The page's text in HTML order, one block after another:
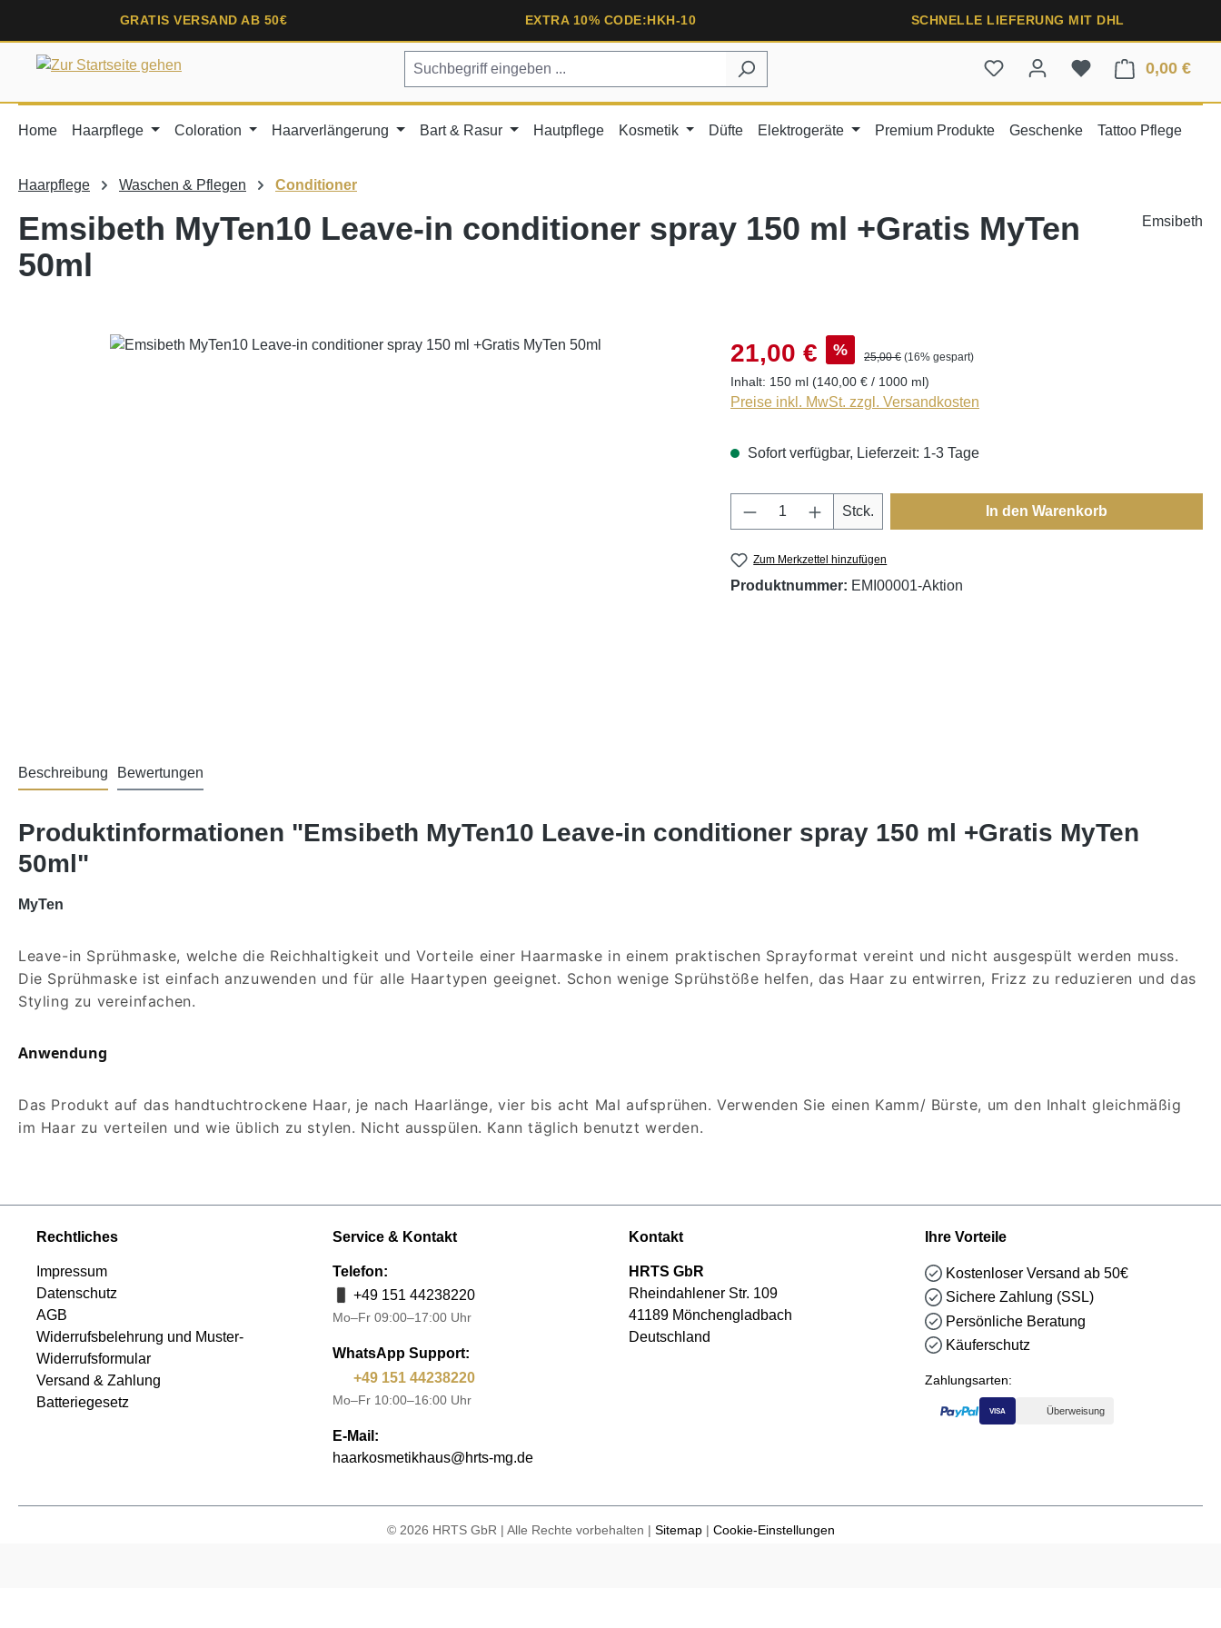
Zur Hauptnavigation springen
GRATIS VERSAND AB 50€ EXTRA 10% CODE:HKH-10 SCHNELLE LIEFERUNG MIT DHL
0,00 €
Home Haarpflege Coloration Haarverlängerung Bart & Rasur Hautpflege Kosmetik Düfte Elektrogeräte Premium Produkte Geschenke Tattoo Pflege
Haarpflege Waschen & Pflegen Conditioner
Emsibeth MyTen10 Leave-in conditioner spray 150 ml +Gratis MyTen
50ml
Emsibeth
Bildergalerie überspringen 21,00 € % 25,00 € (16% gespart)
Inhalt: 150 ml (140,00 € / 1000 ml)
Preise inkl. MwSt. zzgl. Versandkosten
Sofort verfügbar, Lieferzeit: 1-3 Tage
Produkt Anzahl: Gib den gewünschten Wert ein
Stck. In den Warenkorb
Zum Merkzettel hinzufügen
Produktnummer: EMI00001-Aktion
Beschreibung Bewertungen
Produktinformationen "Emsibeth MyTen10 Leave-in conditioner spray 150 ml +Gratis MyTen
50ml"
MyTen
Leave-in Sprühmaske, welche die Reichhaltigkeit und Vorteile einer Haarmaske in einem praktischen Sprayformat vereint und nicht ausgespült werden muss.
Die Sprühmaske ist einfach anzuwenden und für alle Haartypen geeignet. Schon wenige Sprühstöße helfen, das Haar zu entwirren, Frizz zu reduzieren und das
Styling zu vereinfachen.
Anwendung
Das Produkt auf das handtuchtrockene Haar, je nach Haarlänge, vier bis acht Mal aufsprühen. Verwenden Sie einen Kamm/ Bürste, um den Inhalt gleichmäßig
im Haar zu verteilen und wie üblich zu stylen. Nicht ausspülen. Kann täglich benutzt werden.
Rechtliches
Impressum
Datenschutz
AGB
Widerrufsbelehrung und Muster-
Widerrufsformular
Versand & Zahlung
Batteriegesetz
Service & Kontakt
Telefon:
+49 151 44238220
Mo–Fr 09:00–17:00 Uhr
WhatsApp Support:
+49 151 44238220
Mo–Fr 10:00–16:00 Uhr
E-Mail:
haarkosmetikhaus@hrts-mg.de
Kontakt
HRTS GbR
Rheindahlener Str. 109
41189 Mönchengladbach
Deutschland
Ihre Vorteile
Kostenloser Versand ab 50€
Sichere Zahlung (SSL)
Persönliche Beratung
Käuferschutz
Zahlungsarten:
VISA Überweisung
© 2026 HRTS GbR | Alle Rechte vorbehalten | Sitemap| Cookie-Einstellungen